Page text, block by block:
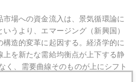
市場への資金流入は、景気循環論に
うより、エマージング（新興国）
構造的変革に起因する。経済学的に
上を新たな需給均衡点が上下する静
く、需要曲線そのものが上にシフト